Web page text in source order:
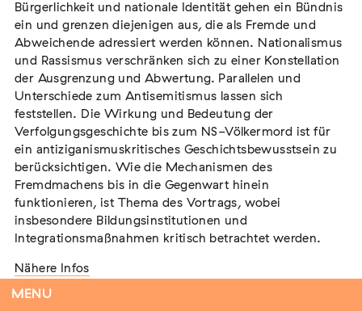
MENU
Flucht – Internierung – Deportation –
Vernichtung
07. August 2026 Darmstadt
Antiziganismus in Relation zu Rassismus
und Antisemitismus
ExternMARKUS END
04. September 2026 Aachen
Bürgerlichkeit und nationale Identität gehen ein Bündnis
ein und grenzen diejenigen aus, die als Fremde und
Abweichende adressiert werden können. Nationalismus
und Rassismus verschränken sich zu einer Konstellation
der Ausgrenzung und Abwertung. Parallelen und
Unterschiede zum Antisemitismus lassen sich
feststellen. Die Wirkung und Bedeutung der
Verfolgungsgeschichte bis zum NS-Völkermord ist für
ein antiziganismuskritisches Geschichtsbewusstsein zu
berücksichtigen. Wie die Mechanismen des
Fremdmachens bis in die Gegenwart hinein
funktionieren, ist Thema des Vortrags, wobei
insbesondere Bildungsinstitutionen und
Integrationsmaßnahmen kritisch betrachtet werden.
Nähere Infos